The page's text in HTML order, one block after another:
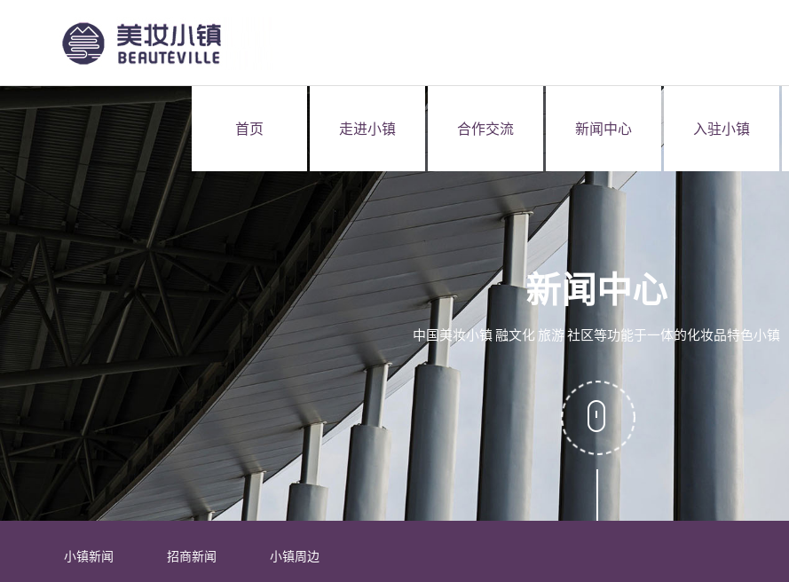
首页 走进小镇 合作交流 新闻中心 入驻小镇
新闻中心
中国美妆小镇 融文化 旅游 社区等功能于一体的化妆品特色小镇
小镇新闻 招商新闻 小镇周边